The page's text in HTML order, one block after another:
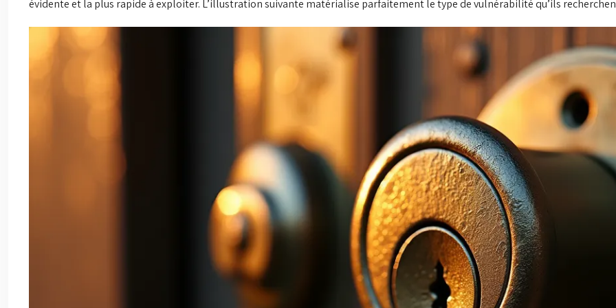
évidente et la plus rapide à exploiter. L’illustration suivante matérialise parfaitement le type de vulnérabilité qu’ils